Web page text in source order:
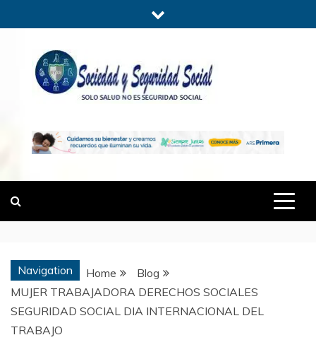
to
SOCIAL.
Navigation Home
Blog
MUJER TRABAJADORA DERECHOS SOCIALES
SEGURIDAD SOCIAL DIA INTERNACIONAL DEL
TRABAJO